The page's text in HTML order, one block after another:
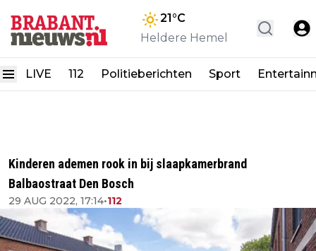
21 °C
Heldere Hemel
LIVE 112 Politieberichten Sport
Kinderen ademen rook in bij slaapkamerbrand
Balbaostraat Den Bosch
29 AUG 2022, 17:14•112